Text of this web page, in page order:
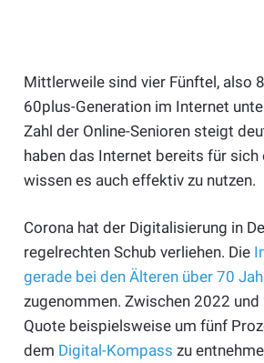
Mittlerweile sind vier Fünftel, also
60plus-Generation im Internet
Zahl der Online-Senioren steigt
haben das Internet bereits für
wissen es auch effektiv zu nutzen.
Corona hat der Digitalisierung in
regelrechten Schub verliehen. Die
gerade bei den Älteren über 70
zugenommen. Zwischen 2022
Quote beispielsweise um fünf
dem Digital-Kompass zu